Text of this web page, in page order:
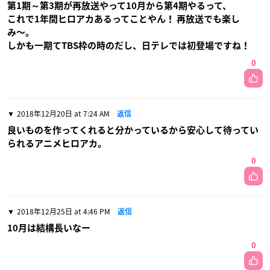
第1期～第3期が再放送やって10月から第4期やるって、
これで1年間ヒロアカあるってことやん！ 再放送でも楽し
み〜。
しかも一期てTBS枠の時のだし、日テレでは初登場ですね！
0
2018年12月20日 at 7:24 AM 返信
良いものを作ってくれると分かっているから安心して待ってい
られるアニメヒロアカ。
0
2018年12月25日 at 4:46 PM 返信
10月は結構長いなー
0